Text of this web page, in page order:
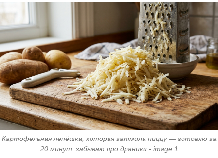
Картофельная лепёшка, которая затмила пиццу — готовлю за
20 минут: забываю про драники - image 1